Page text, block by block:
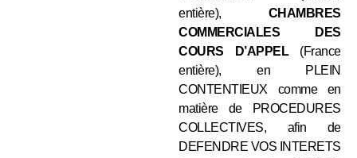
entière), CHAMBRES
COMMERCIALES DES
COURS D’APPEL(France
entière), en PLEIN
CONTENTIEUX comme en
matière de PROCEDURES
COLLECTIVES, afin de
DEFENDRE VOS INTERETS